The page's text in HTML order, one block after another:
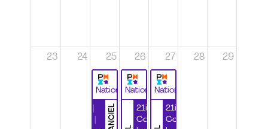
23 24 25
National
26
National
21ième
Congrès
27
National
21ième
Congrès
28 29